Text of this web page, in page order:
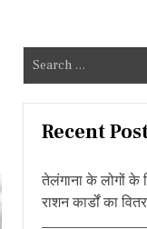
e
a
Recent
तेलंगाना के लोगों के
राशन कार्डों का